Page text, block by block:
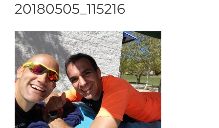
20180505_115216